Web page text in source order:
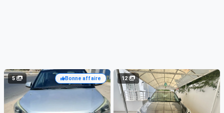
5 Bonne affaire 12